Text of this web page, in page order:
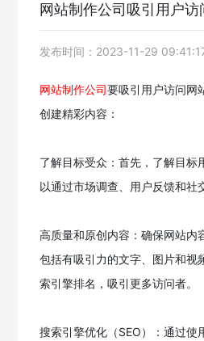
网站制作公司吸引用户
发布时间：2023-11-29
网站制作公司要吸引用户访问网
创建精彩内容：
了解目标受众：首先，了解目标
以通过市场调查、用户反馈和社
高质量和原创内容：确保网站内
包括有吸引力的文字、图片和视
索引擎排名，吸引更多访问者。
搜索引擎优化（SEO）：通过使